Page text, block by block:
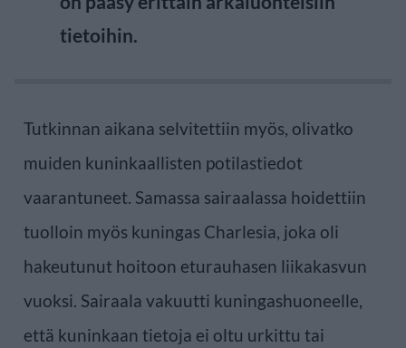
tietoihin.
Tutkinnan aikana selvitettiin myös, olivatko
muiden kuninkaallisten potilastiedot
vaarantuneet. Samassa sairaalassa hoidettiin
tuolloin myös kuningas Charlesia, joka oli
hakeutunut hoitoon eturauhasen liikakasvun
vuoksi. Sairaala vakuutti kuningashuoneelle,
että kuninkaan tietoja ei oltu urkittu tai